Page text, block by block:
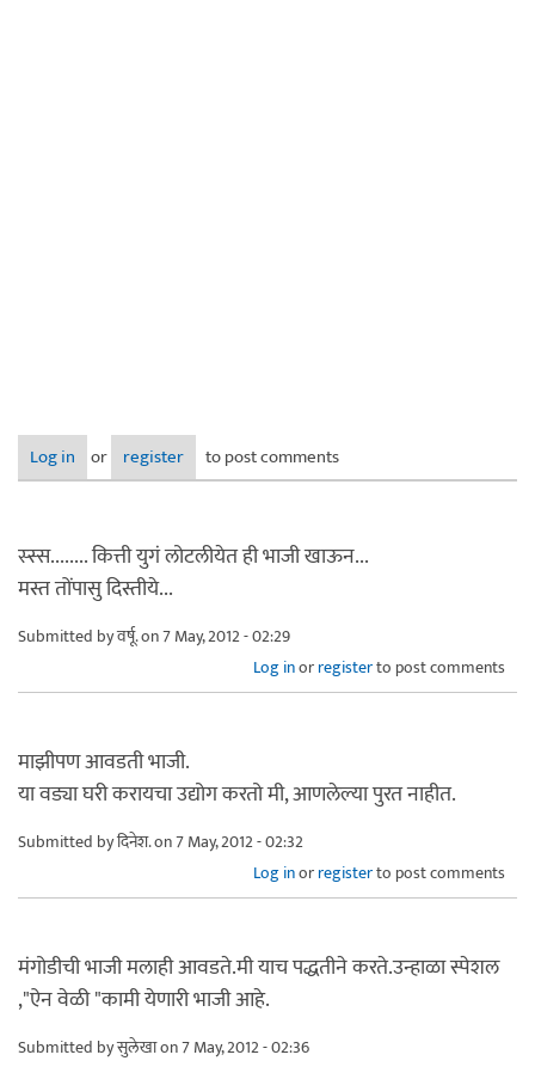
Log in or register to post comments
स्स्स........ कित्ती युगं लोटलीयेत ही भाजी खाऊन...
मस्त तोंपासु दिस्तीये...
Submitted byवर्षू.on 7 May, 2012 - 02:29
Log inorregisterto post comments
माझीपण आवडती भाजी.
या वड्या घरी करायचा उद्योग करतो मी, आणलेल्या पुरत नाहीत.
Submitted byदिनेश.on 7 May, 2012 - 02:32
Log inorregisterto post comments
मंगोडीची भाजी मलाही आवडते.मी याच पद्धतीने करते.उन्हाळा स्पेशल
,"ऐन वेळी "कामी येणारी भाजी आहे.
Submitted byसुलेखाon 7 May, 2012 - 02:36